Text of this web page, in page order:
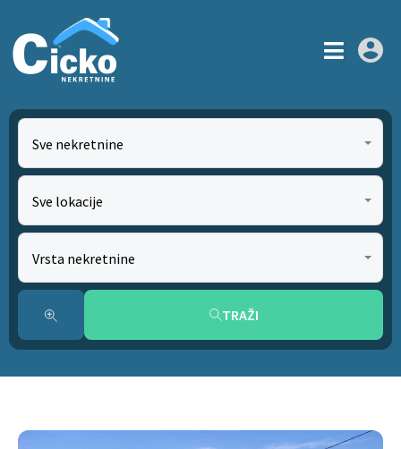
Sve nekretnine
Sve lokacije
Vrsta nekretnine
TRAŽI